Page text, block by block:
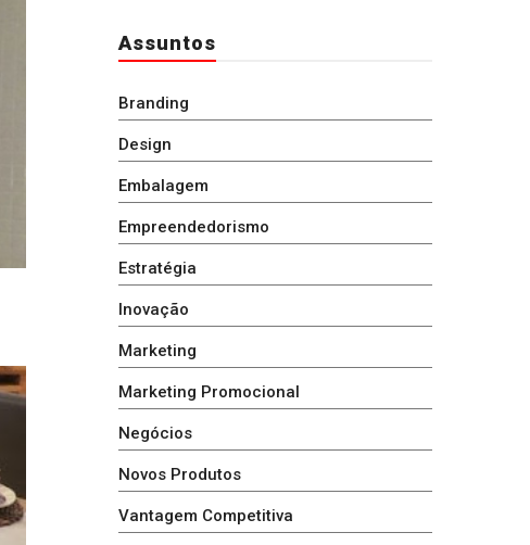
Assuntos
Branding
Design
Embalagem
Empreendedorismo
Estratégia
Inovação
Marketing
Marketing Promocional
Negócios
Novos Produtos
Vantagem Competitiva